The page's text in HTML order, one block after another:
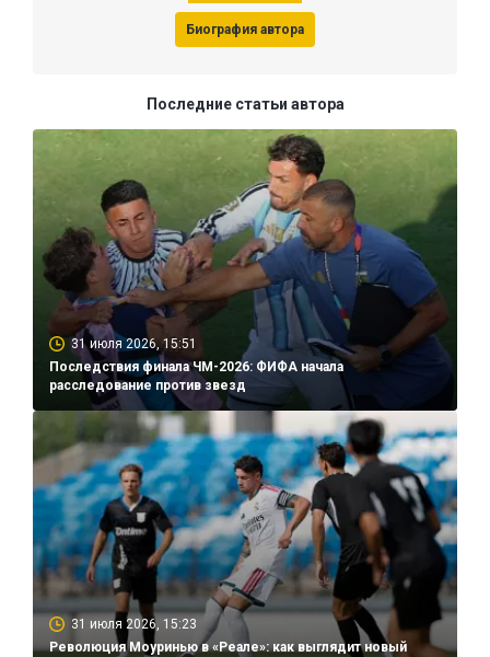
Биография автора
Последние статьи автора
31 июля 2026, 15:51
Последствия финала ЧМ-2026: ФИФА начала
расследование против звезд
31 июля 2026, 15:23
Революция Моуринью в «Реале»: как выглядит новый